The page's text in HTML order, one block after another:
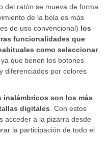
del ratón se mueva de forma
de la bola es más
de uso convencional) los
funcionalidades que
como seleccionar
, ya que tienen los botones
diferenciados por colores
inalámbricos son los más
digitales . Con estos
acceder a la pizarra desde
la participación de todo el